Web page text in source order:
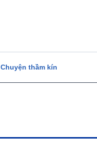
Chuyện thầm kín